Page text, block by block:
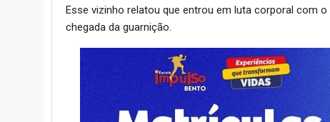
Esse vizinho relatou que entrou em luta corporal com
chegada da guarnição.